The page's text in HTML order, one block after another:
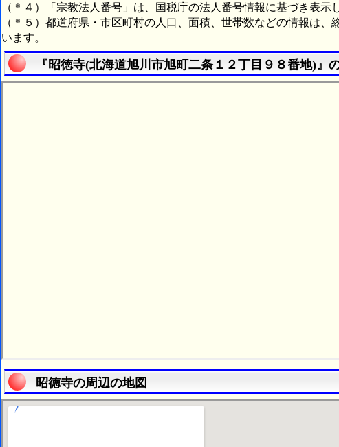
（＊４）「宗教法人番号」は、国税庁の法人番号情報に基づき表示
（＊５）都道府県・市区町村の人口、面積、世帯数などの情報は
います。
『昭徳寺(北海道旭川市旭町二条１２丁目９８番地)』
昭徳寺の周辺の地図